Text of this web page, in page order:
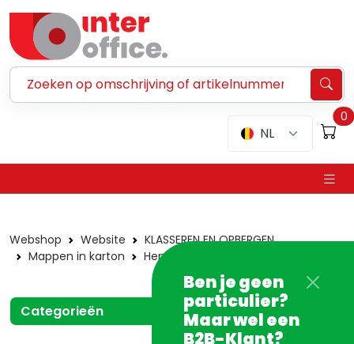
NL
0
Ben je geen
particulier?
Maar wel een
B2B-Klant?
Webshop Website
KLASSEREN EN OPBERGEN
Mappen in karton
Hemdmap
Categorieën